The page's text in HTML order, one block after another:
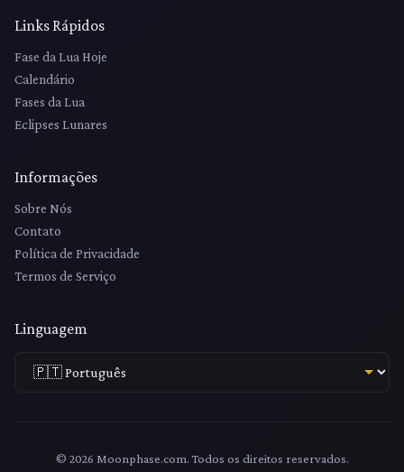
Links Rápidos
Fase da Lua Hoje
Calendário
Fases da Lua
Eclipses Lunares
Informações
Sobre Nós
Contato
Política de Privacidade
Termos de Serviço
Linguagem
© 2026 Moonphase.com. Todos os direitos reservados.